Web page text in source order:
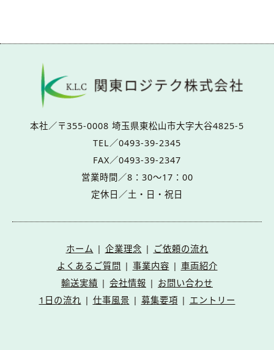
本社／〒355-0008 埼玉県東松山市大字大谷4825-5
TEL／0493-39-2345
FAX／0493-39-2347
営業時間／8：30～17：00
定休日／土・日・祝日
ホーム | 企業理念 | ご依頼の流れ
よくあるご質問 | 事業内容 | 車両紹介
輸送実績 | 会社情報 | お問い合わせ
1日の流れ | 仕事風景 | 募集要項 | エントリー